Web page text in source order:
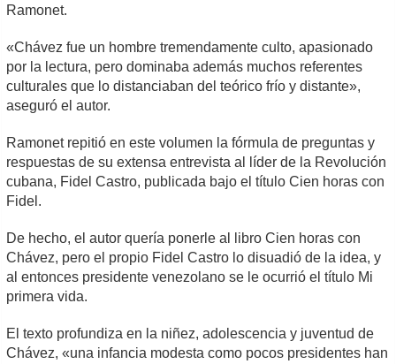
Ramonet.
«Chávez fue un hombre tremendamente culto, apasionado
por la lectura, pero dominaba además muchos referentes
culturales que lo distanciaban del teórico frío y distante»,
aseguró el autor.
Ramonet repitió en este volumen la fórmula de preguntas y
respuestas de su extensa entrevista al líder de la Revolución
cubana, Fidel Castro, publicada bajo el título Cien horas con
Fidel.
De hecho, el autor quería ponerle al libro Cien horas con
Chávez, pero el propio Fidel Castro lo disuadió de la idea, y
al entonces presidente venezolano se le ocurrió el título Mi
primera vida.
El texto profundiza en la niñez, adolescencia y juventud de
Chávez, «una infancia modesta como pocos presidentes han